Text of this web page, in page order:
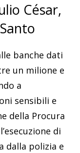
César,
banche dati
un milione e
a
sensibili e
della Procura
di
dalla polizia e